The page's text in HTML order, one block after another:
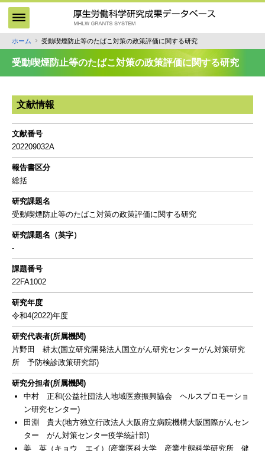
ン
パ
ン
ホーム 受動喫煙防止等のたばこ対策の政策評価に関する研究
受動喫煙防止等のたばこ対策の政策評価に関する研究
文献情報
文献番号
202209032A
報告書区分
総括
研究課題名
受動喫煙防止等のたばこ対策の政策評価に関する研究
研究課題名（英字）
-
課題番号
22FA1002
研究年度
令和4(2022)年度
研究代表者(所属機関)
片野田 耕太(国立研究開発法人国立がん研究センターがん対策研究
所 予防検診政策研究部)
研究分担者(所属機関)
中村 正和(公益社団法人地域医療振興協会 ヘルスプロモーショ
ン研究センター)
田淵 貴大(地方独立行政法人大阪府立病院機構大阪国際がんセン
ター がん対策センター疫学統計部)
姜 英（キョウ エイ）(産業医科大学 産業生態科学研究所 健